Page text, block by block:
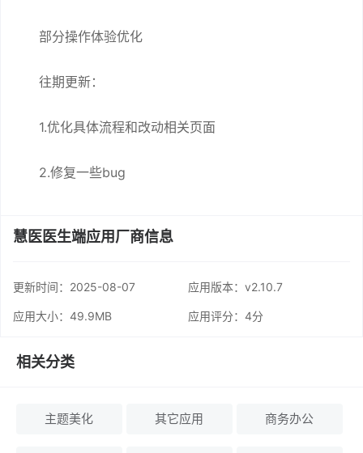
部分操作体验优化
往期更新：
1.优化具体流程和改动相关页面
2.修复一些bug
慧医医生端应用厂商信息
更新时间： 2025-08-07 应用版本：v2.10.7
应用大小：49.9MB 应用评分： 4分
相关分类
主题美化 其它应用 商务办公